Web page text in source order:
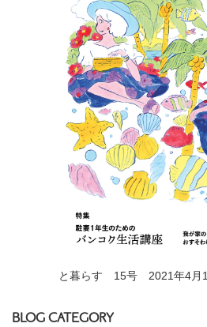
と暮らす 15号 2021年4月
BLOG CATEGORY